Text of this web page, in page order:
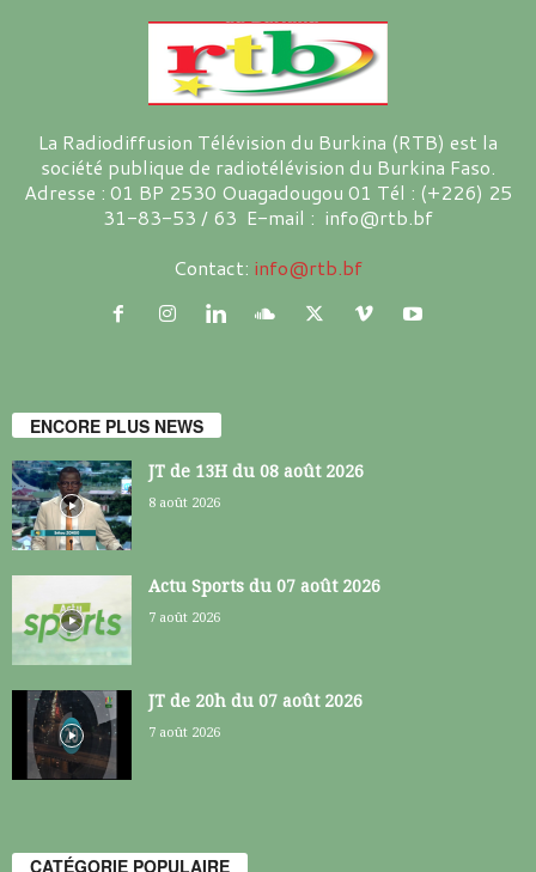
La Radiodiffusion Télévision du Burkina (RTB) est la
société publique de radiotélévision du Burkina Faso.
Adresse : 01 BP 2530 Ouagadougou 01 Tél : (+226) 25
31-83-53 / 63 E-mail : info@rtb.bf
Contact: info@rtb.bf
ENCORE PLUS NEWS
JT de 13H du 08 août 2026
8 août 2026
Actu Sports du 07 août 2026
7 août 2026
JT de 20h du 07 août 2026
7 août 2026
CATÉGORIE POPULAIRE